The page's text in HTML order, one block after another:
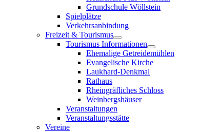
Grundschule Wöllstein
Spielplätze
Verkehrsanbindung
Freizeit & Tourismus
Show
sub
menu
Tourismus Informationen
Show
sub
menu
Ehemalige Getreidemühlen
Evangelische Kirche
Laukhard-Denkmal
Rathaus
Rheingräfliches Schloss
Weinbergshäuser
Veranstaltungen
Veranstaltungsstätte
Vereine